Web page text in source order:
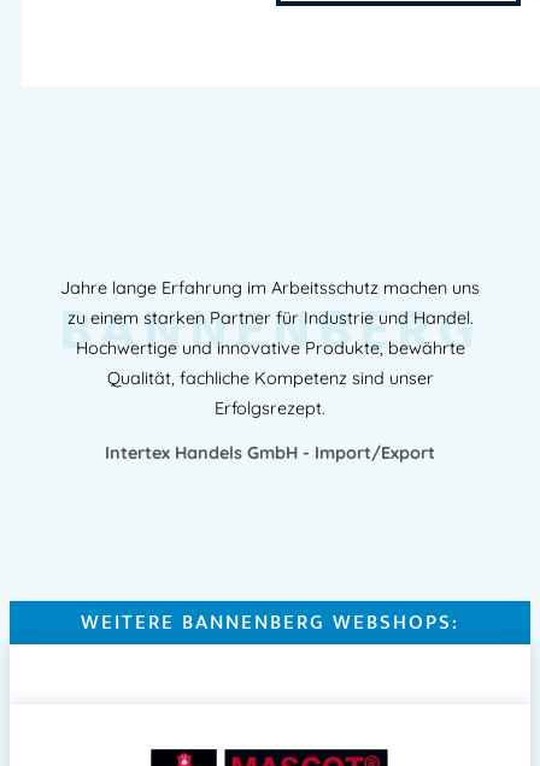
Jahre lange Erfahrung im Arbeitsschutz machen uns
zu einem starken Partner für Industrie und Handel.
Hochwertige und innovative Produkte, bewährte
Qualität, fachliche Kompetenz sind unser
Erfolgsrezept.
Intertex Handels GmbH - Import/Export
BANNENBERG
WEITERE BANNENBERG WEBSHOPS: